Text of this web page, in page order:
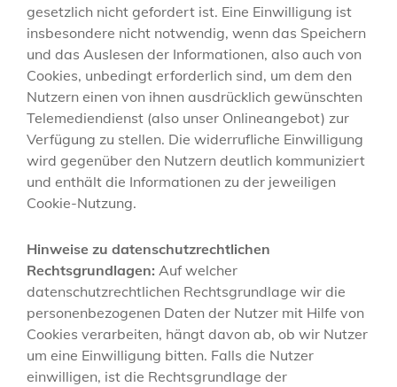
gesetzlich nicht gefordert ist. Eine Einwilligung ist
insbesondere nicht notwendig, wenn das Speichern
und das Auslesen der Informationen, also auch von
Cookies, unbedingt erforderlich sind, um dem den
Nutzern einen von ihnen ausdrücklich gewünschten
Telemediendienst (also unser Onlineangebot) zur
Verfügung zu stellen. Die widerrufliche Einwilligung
wird gegenüber den Nutzern deutlich kommuniziert
und enthält die Informationen zu der jeweiligen
Cookie-Nutzung.
Hinweise zu datenschutzrechtlichen
Rechtsgrundlagen: Auf welcher
datenschutzrechtlichen Rechtsgrundlage wir die
personenbezogenen Daten der Nutzer mit Hilfe von
Cookies verarbeiten, hängt davon ab, ob wir Nutzer
um eine Einwilligung bitten. Falls die Nutzer
einwilligen, ist die Rechtsgrundlage der